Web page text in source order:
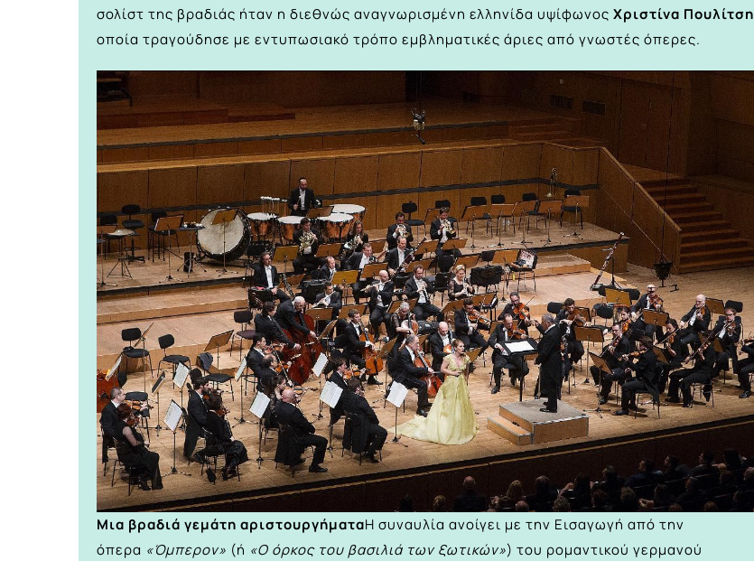
σολίστ της βραδιάς ήταν η διεθνώς αναγνωρισμένη ελληνίδα υψίφωνος Χριστίνα Πουλίτση
οποία τραγούδησε με εντυπωσιακό τρόπο εμβληματικές άριες από γνωστές όπερες.
Μια βραδιά γεμάτη αριστουργήματαΗ συναυλία ανοίγει με την Εισαγωγή από την
όπερα «Όμπερον» (ή «Ο όρκος του βασιλιά των ξωτικών») του ρομαντικού γερμανού